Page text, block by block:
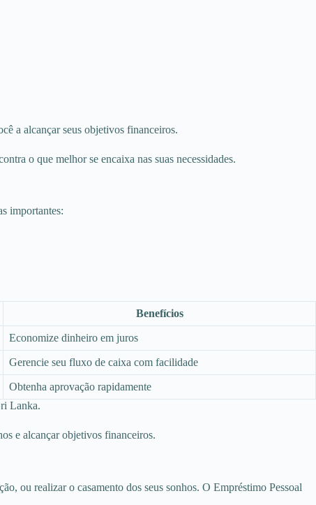
a alcançar seus objetivos financeiros.
o que melhor se encaixa nas suas necessidades.
importantes:
Benefícios
Economize dinheiro em juros
Gerencie seu fluxo de caixa com facilidade
Obtenha aprovação rapidamente
Lanka.
e alcançar objetivos financeiros.
ou realizar o casamento dos seus sonhos. O Empréstimo Pessoal